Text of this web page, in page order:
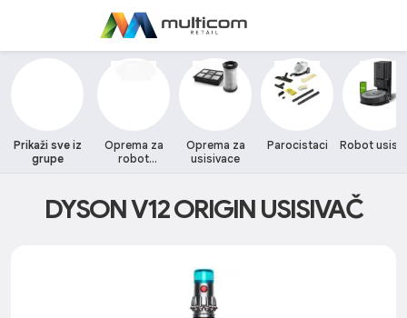
Prikaži sve iz
grupe
Oprema za
robot
Oprema za
usisivace
Parocistaci Robot
DYSON V12 ORIGIN USISIVAČ